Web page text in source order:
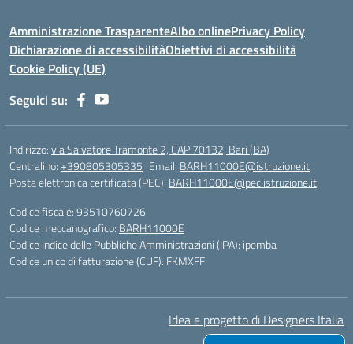
Amministrazione TrasparenteAlbo onlinePrivacy Policy
Dichiarazione di accessibilitàObiettivi di accessibilità
Cookie Policy (UE)
Seguici su:
Indirizzo:via Salvatore Tramonte 2, CAP 70132, Bari (BA)
Centralino:+390805305335 Email: BARH11000E@istruzione.it
Posta elettronica certificata (PEC): BARH11000E@pec.istruzione.it
Codice fiscale: 93510760726
Codice meccanografico: BARH11000E
Codice Indice delle Pubbliche Amministrazioni (IPA): ipemba
Codice unico di fatturazione (CUF): FKMXFF
Idea e progetto di Designers Italia